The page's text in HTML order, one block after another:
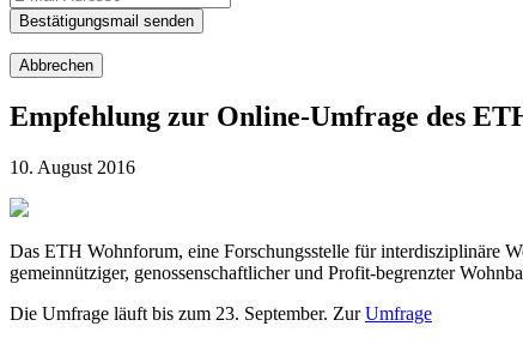
Bestätigungsmail senden
Abbrechen
Empfehlung zur Online-Umfrage des
10. August 2016
Das ETH Wohnforum, eine Forschungsstelle für interdisziplinäre
gemeinnütziger, genossenschaftlicher und Profit-begrenzter
Die Umfrage läuft bis zum 23. September. ZurUmfrage